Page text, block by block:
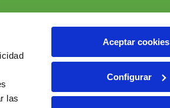
las
Aceptar cookies
Configurar
7 - Polígono Industrial Las Atalayas
(España)
10 55 01